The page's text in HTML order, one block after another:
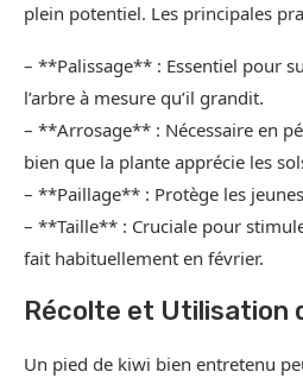
plein potentiel. Les principales
– **Palissage** : Essentiel pour
l’arbre à mesure qu’il grandit.
– **Arrosage** : Nécessaire en
bien que la plante apprécie les
– **Paillage** : Protège les
– **Taille** : Cruciale pour
fait habituellement en février.
Récolte et Utilisation
Un pied de kiwi bien entretenu